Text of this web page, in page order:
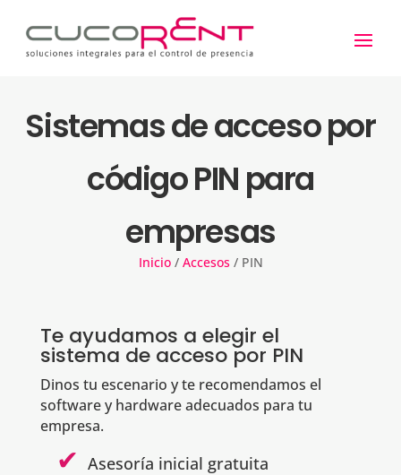
Sistemas de acceso por
código PIN para
empresas
Inicio/ Accesos/ PIN
Te ayudamos a elegir el
sistema de acceso por PIN
Dinos tu escenario y te recomendamos el
software y hardware adecuados para tu
empresa.
Asesoría inicial gratuita